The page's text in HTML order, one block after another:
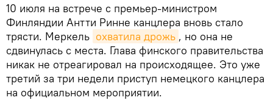
10 июля на встрече с премьер-министром
Финляндии Антти Ринне канцлера вновь стало
трясти. Меркель охватила дрожь , но она не
сдвинулась с места. Глава финского правительства
никак не отреагировал на происходящее. Это уже
третий за три недели приступ немецкого канцлера
на официальном мероприятии.